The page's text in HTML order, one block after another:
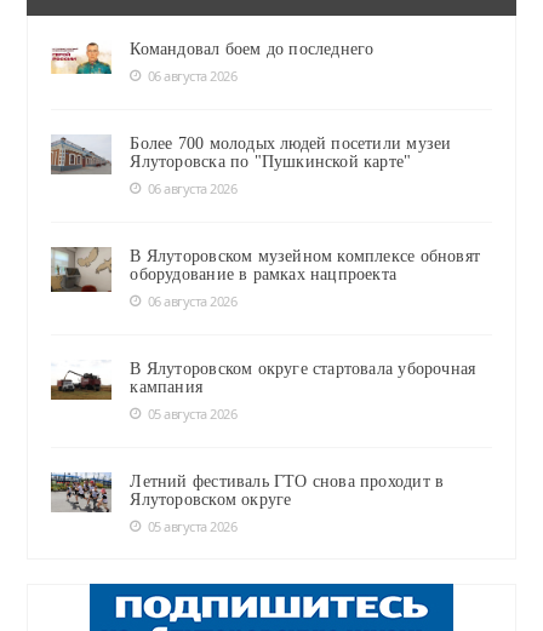
Командовал боем до последнего
06 августа 2026
Более 700 молодых людей посетили музеи
Ялуторовска по "Пушкинской карте"
06 августа 2026
В Ялуторовском музейном комплексе обновят
оборудование в рамках нацпроекта
06 августа 2026
В Ялуторовском округе стартовала уборочная
кампания
05 августа 2026
Летний фестиваль ГТО снова проходит в
Ялуторовском округе
05 августа 2026